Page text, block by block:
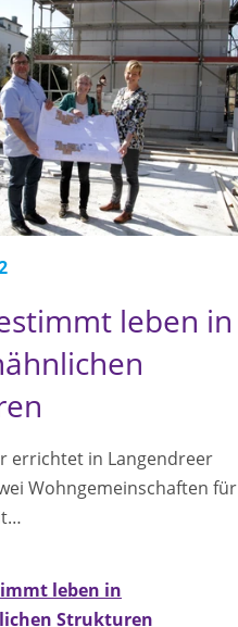
leben in
errichtet in Langendreer
Wohngemeinschaften für
leben in
Strukturen